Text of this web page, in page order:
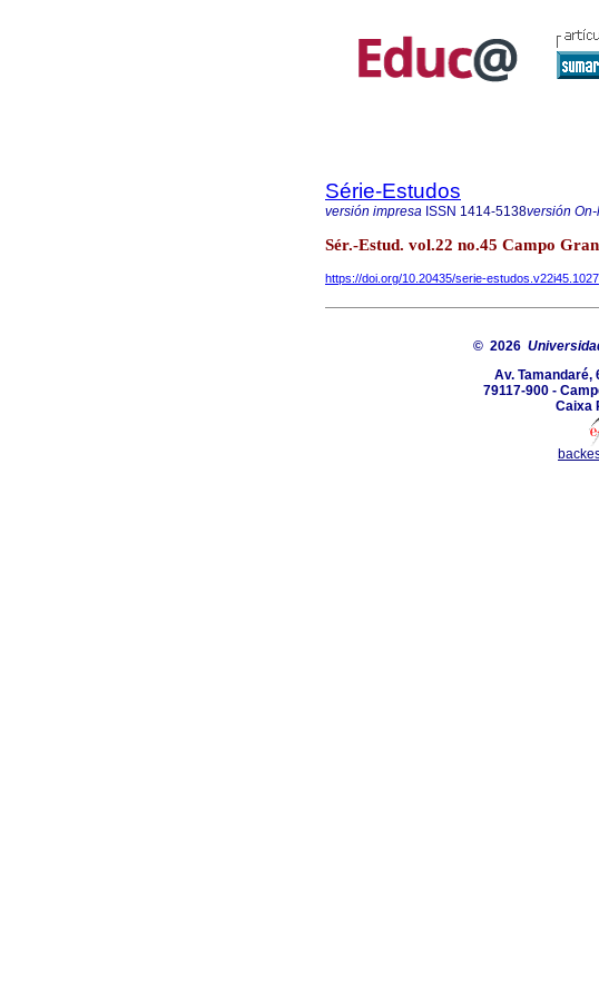
Série-Estudos
versión impresa ISSN 1414-5138versión
Sér.-Estud. vol.22 no.45 Campo
https://doi.org/10.20435/serie-estudos.v22i45.1027
© 2026
Av. Tamandaré,
79117-900 -
Caixa